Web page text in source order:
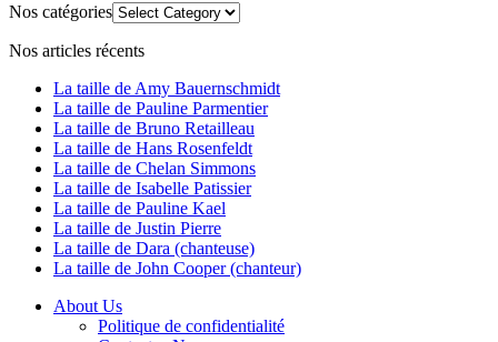
Nos catégories
Nos articles récents
La taille de Amy Bauernschmidt
La taille de Pauline Parmentier
La taille de Bruno Retailleau
La taille de Hans Rosenfeldt
La taille de Chelan Simmons
La taille de Isabelle Patissier
La taille de Pauline Kael
La taille de Justin Pierre
La taille de Dara (chanteuse)
La taille de John Cooper (chanteur)
About Us
Politique de confidentialité